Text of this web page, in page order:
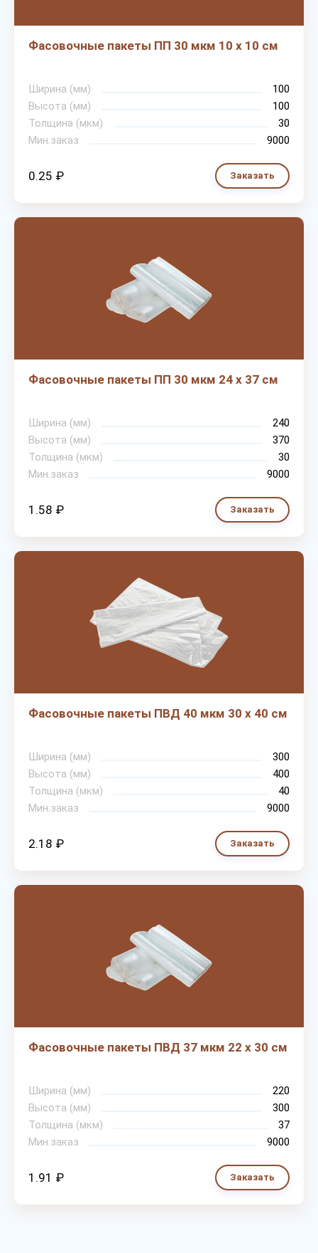
Фасовочные пакеты ПП 30 мкм 10 х 10 см
Ширина (мм)
100
Высота (мм)
100
Толщина (мкм)
30
Мин.заказ
9000
0.25 ₽ Заказать
Фасовочные пакеты ПП 30 мкм 24 х 37 см
Ширина (мм)
240
Высота (мм)
370
Толщина (мкм)
30
Мин.заказ
9000
1.58 ₽ Заказать
Фасовочные пакеты ПВД 40 мкм 30 х 40 см
Ширина (мм)
300
Высота (мм)
400
Толщина (мкм)
40
Мин.заказ
9000
2.18 ₽ Заказать
Фасовочные пакеты ПВД 37 мкм 22 х 30 см
Ширина (мм)
220
Высота (мм)
300
Толщина (мкм)
37
Мин.заказ
9000
1.91 ₽ Заказать